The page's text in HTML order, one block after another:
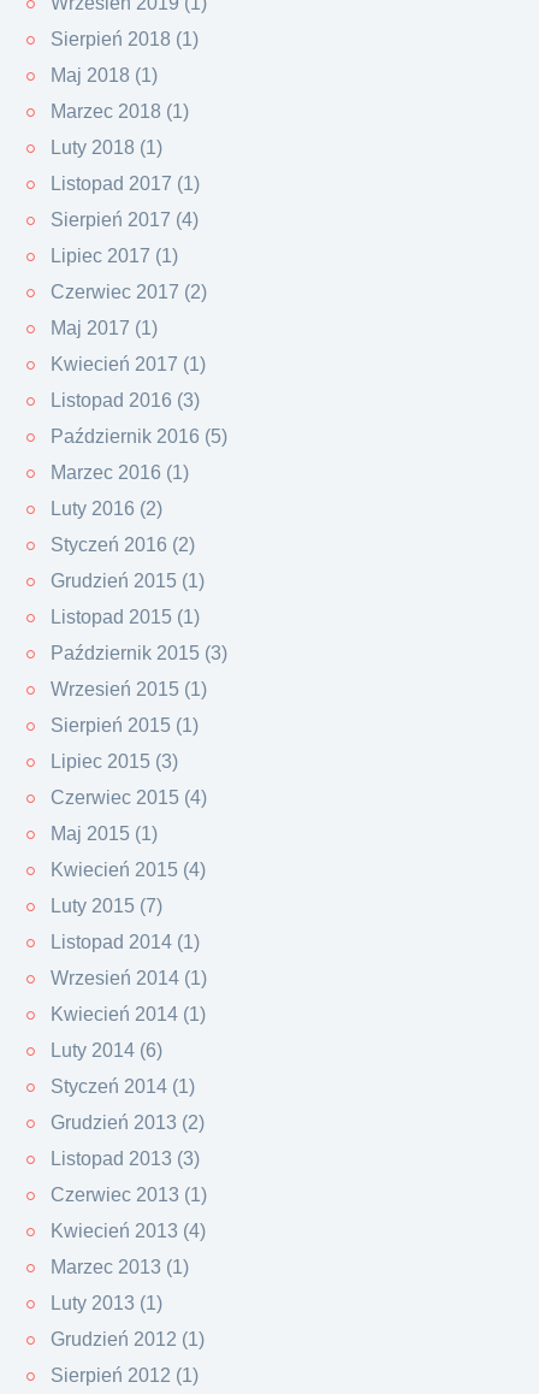
Sierpień 2018 (1)
Maj 2018 (1)
Marzec 2018 (1)
Luty 2018 (1)
Listopad 2017 (1)
Sierpień 2017 (4)
Lipiec 2017 (1)
Czerwiec 2017 (2)
Maj 2017 (1)
Kwiecień 2017 (1)
Listopad 2016 (3)
Październik 2016 (5)
Marzec 2016 (1)
Luty 2016 (2)
Styczeń 2016 (2)
Grudzień 2015 (1)
Listopad 2015 (1)
Październik 2015 (3)
Wrzesień 2015 (1)
Sierpień 2015 (1)
Lipiec 2015 (3)
Czerwiec 2015 (4)
Maj 2015 (1)
Kwiecień 2015 (4)
Luty 2015 (7)
Listopad 2014 (1)
Wrzesień 2014 (1)
Kwiecień 2014 (1)
Luty 2014 (6)
Styczeń 2014 (1)
Grudzień 2013 (2)
Listopad 2013 (3)
Czerwiec 2013 (1)
Kwiecień 2013 (4)
Marzec 2013 (1)
Luty 2013 (1)
Grudzień 2012 (1)
Sierpień 2012 (1)